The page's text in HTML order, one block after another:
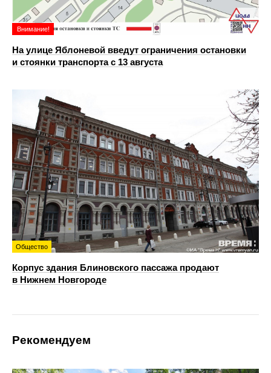
Внимание!
На улице Яблоневой введут ограничения остановки
и стоянки транспорта с 13 августа
Общество
Корпус здания Блиновского пассажа продают
в Нижнем Новгороде
Рекомендуем